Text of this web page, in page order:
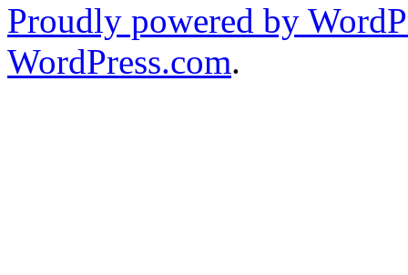
Proudly powered by
WordPress.com.